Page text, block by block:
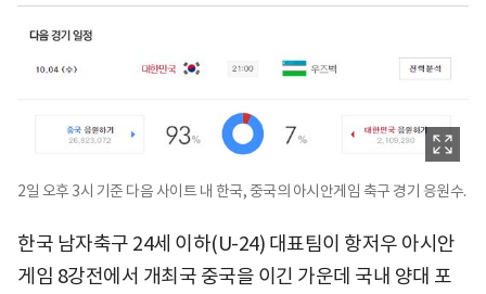
2일 오후 3시 기준 다음 사이트 내 한국, 중국의 아시안게임 축구 경기 응원수.
한국 남자축구 24세 이하(U-24) 대표팀이 항저우 아시안
게임 8강전에서 개최국 중국을 이긴 가운데 국내 양대 포